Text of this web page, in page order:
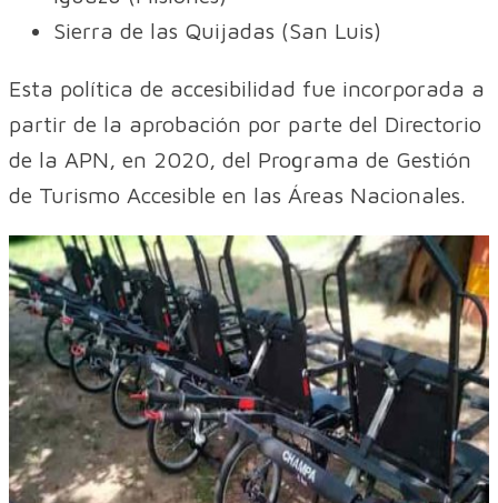
Sierra de las Quijadas (San Luis)
Esta política de accesibilidad fue incorporada a
partir de la aprobación por parte del Directorio
de la APN, en 2020, del Programa de Gestión
de Turismo Accesible en las Áreas Nacionales.